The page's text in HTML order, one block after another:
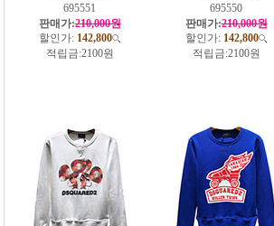
695551
판매가:210,000원
할인가: 142,800
적립금:2100원
695550
판매가:210,000원
할인가: 142,800
적립금:2100원